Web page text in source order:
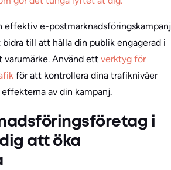
effektiv e-postmarknadsföringskampanj
till att hålla din publik engagerad i
Använd ett verktyg för
för att kontrollera dina trafiknivåer
av din kampanj.
i
att öka